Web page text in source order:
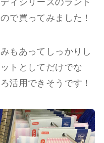
ィシリーズのランド
で買ってみました！
もあってしっかりし
トとしてだけでな
活用できそうです！